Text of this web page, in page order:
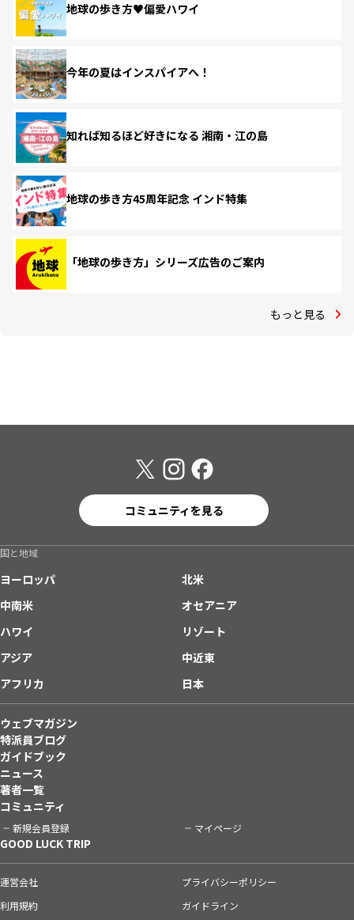
地球の歩き方♥偏愛ハワイ
今年の夏はインスパイアへ！
知れば知るほど好きになる 湘南・江の島
地球の歩き方45周年記念 インド特集
「地球の歩き方」シリーズ広告のご案内
もっと見る
コミュニティを見る
国と地域
ヨーロッパ
北米
中南米
オセアニア
ハワイ
リゾート
アジア
中近東
アフリカ
日本
ウェブマガジン
特派員ブログ
ガイドブック
ニュース
著者一覧
コミュニティ
新規会員登録 マイページ
GOOD LUCK TRIP
運営会社
プライバシーポリシー
利用規約
ガイドライン